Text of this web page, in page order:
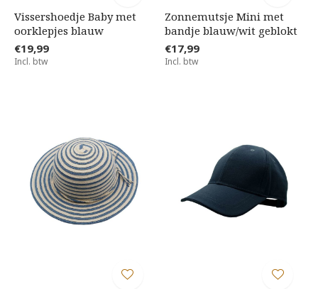
Vissershoedje Baby met
oorklepjes blauw
€19,99
Incl. btw
Zonnemutsje Mini met
bandje blauw/wit geblokt
€17,99
Incl. btw